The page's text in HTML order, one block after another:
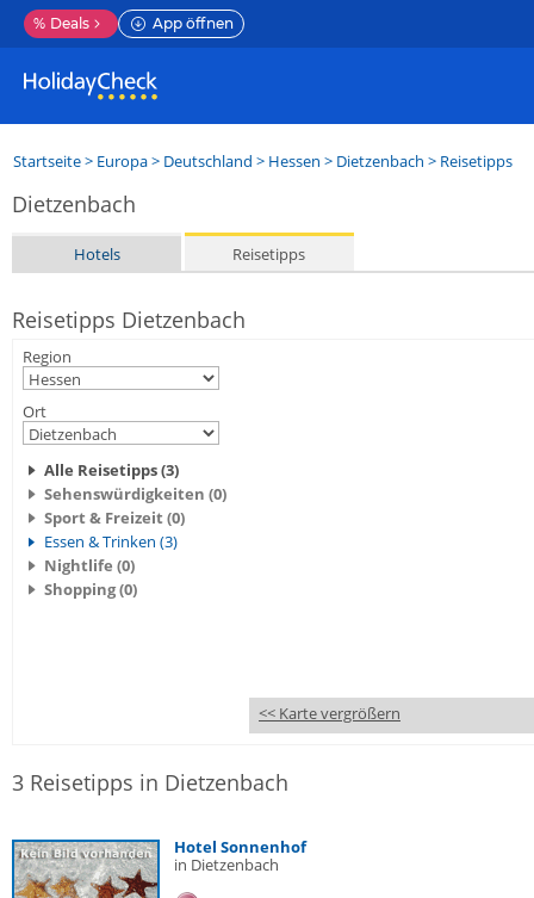
% Deals App öffnen
Startseite> Europa> Deutschland > Hessen > Dietzenbach > Reisetipps
Dietzenbach
Hotels Reisetipps
Reisetipps Dietzenbach
Region
Ort
Alle Reisetipps (3)
Sehenswürdigkeiten (0)
Sport & Freizeit (0)
Essen & Trinken (3)
Nightlife (0)
Shopping (0)
<< Karte vergrößern
3 Reisetipps in Dietzenbach
Hotel Sonnenhof
in Dietzenbach